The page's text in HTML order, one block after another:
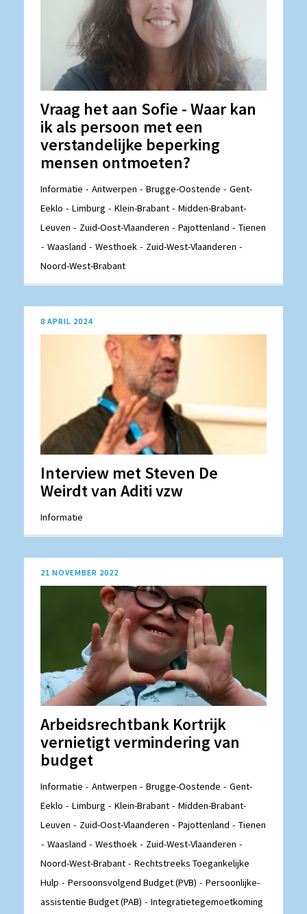
Vraag het aan Sofie - Waar kan
ik als persoon met een
verstandelijke beperking
mensen ontmoeten?
Informatie Antwerpen Brugge-Oostende
Gent-
Eeklo
Limburg Klein-Brabant
Midden-Brabant-
Leuven
Zuid-Oost-Vlaanderen Pajottenland
Tienen
Waasland
Westhoek
Zuid-West-Vlaanderen
Noord-West-Brabant
8 APRIL 2024
Interview met Steven De
Weirdt van Aditi vzw
Informatie
21 NOVEMBER 2022
Arbeidsrechtbank Kortrijk
vernietigt vermindering van
budget
Informatie Antwerpen Brugge-Oostende
Gent-
Eeklo
Limburg Klein-Brabant
Midden-Brabant-
Leuven
Zuid-Oost-Vlaanderen Pajottenland
Tienen
Waasland
Westhoek
Zuid-West-Vlaanderen
Noord-West-Brabant
Rechtstreeks Toegankelijke
Hulp
Persoonsvolgend Budget (PVB)
Persoonlijke-
assistentie Budget (PAB)
Integratietegemoetkoming